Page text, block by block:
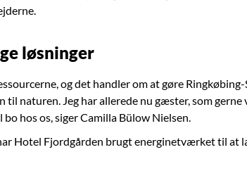
løsninger
og det handler om at gøre
naturen. Jeg har allerede nu gæster, som gerne
hos os, siger Camilla Bülow Nielsen.
Hotel Fjordgården brugt energinetværket til at